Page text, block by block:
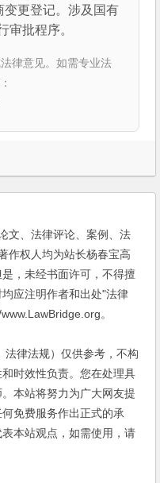
更登记。涉及国有
审批程序。
律意见。如需专业法
文、法律评论、案例、法
作权人均为站长杨春宝高
，未经书面许可，不得擅
应注明作者和出处"法律
。
律法规）仅供参考，不构
时效性负责。您在处理具
本站将努力为广大网友提
免费服务作出正式的承
本站观点，如需使用，请